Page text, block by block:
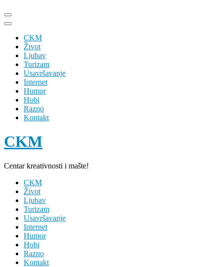
Skip
to
(Press
Enter)
CKM
Život
Ljubav
Turizam
Usavršavanje
Internet
Humor
Hobi
Razno
Kontakt
CKM
Centar kreativnosti i mašte!
CKM
Život
Ljubav
Turizam
Usavršavanje
Internet
Humor
Hobi
Razno
Kontakt